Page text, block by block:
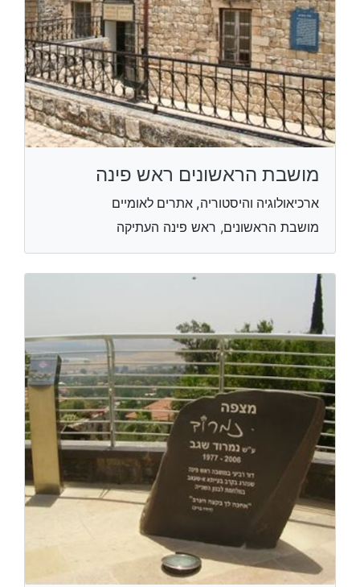
מושבת הראשונים ראש פינה
ארכיאולוגיה והיסטוריה, אתרים לאומיים
מושבת הראשונים, ראש פינה העתיקה